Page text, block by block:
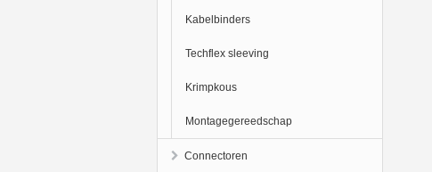
Kabelbinders
Techflex sleeving
Krimpkous
Montagegereedschap
Connectoren